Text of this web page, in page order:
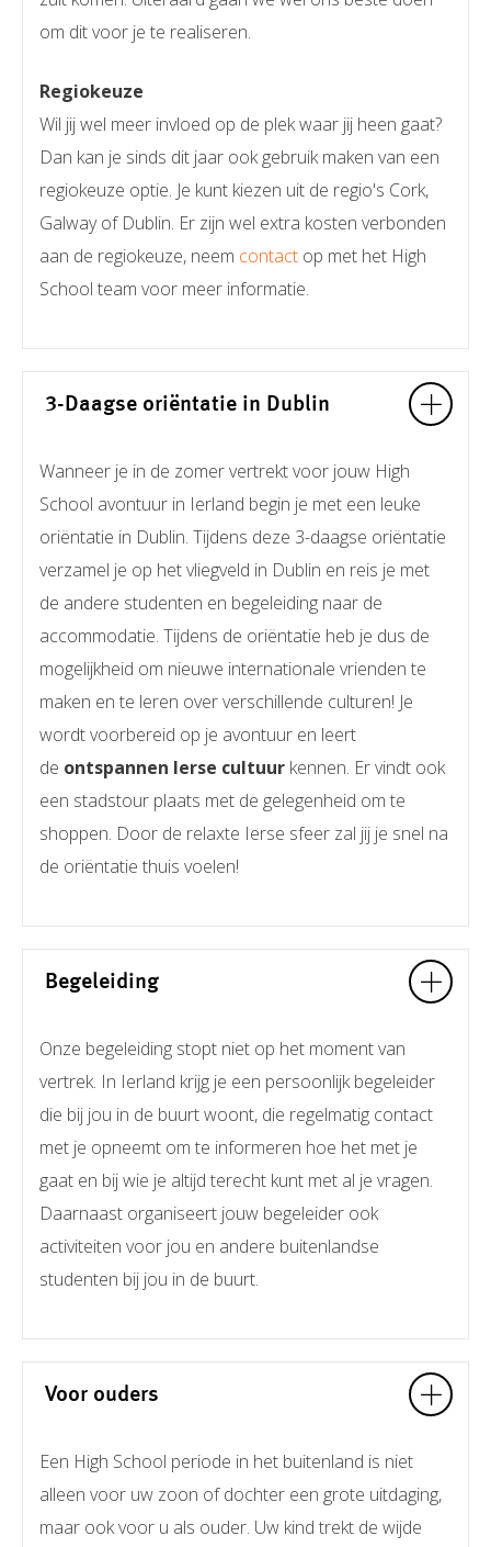
om dit voor je te realiseren.
Regiokeuze
Wil jij wel meer invloed op de plek waar jij heen gaat?
Dan kan je sinds dit jaar ook gebruik maken van een
regiokeuze optie. Je kunt kiezen uit de regio's Cork,
Galway of Dublin. Er zijn wel extra kosten verbonden
aan de regiokeuze, neem contact op met het High
School team voor meer informatie.
3-Daagse oriëntatie in Dublin
Wanneer je in de zomer vertrekt voor jouw High
School avontuur in Ierland begin je met een leuke
oriëntatie in Dublin. Tijdens deze 3-daagse oriëntatie
verzamel je op het vliegveld in Dublin en reis je met
de andere studenten en begeleiding naar de
accommodatie. Tijdens de oriëntatie heb je dus de
mogelijkheid om nieuwe internationale vrienden te
maken en te leren over verschillende culturen! Je
wordt voorbereid op je avontuur en leert
de ontspannen Ierse cultuur kennen. Er vindt ook
een stadstour plaats met de gelegenheid om te
shoppen. Door de relaxte Ierse sfeer zal jij je snel na
de oriëntatie thuis voelen!
Begeleiding
Onze begeleiding stopt niet op het moment van
vertrek. In Ierland krijg je een persoonlijk begeleider
die bij jou in de buurt woont, die regelmatig contact
met je opneemt om te informeren hoe het met je
gaat en bij wie je altijd terecht kunt met al je vragen.
Daarnaast organiseert jouw begeleider ook
activiteiten voor jou en andere buitenlandse
studenten bij jou in de buurt.
Voor ouders
Een High School periode in het buitenland is niet
alleen voor uw zoon of dochter een grote uitdaging,
maar ook voor u als ouder. Uw kind trekt de wijde